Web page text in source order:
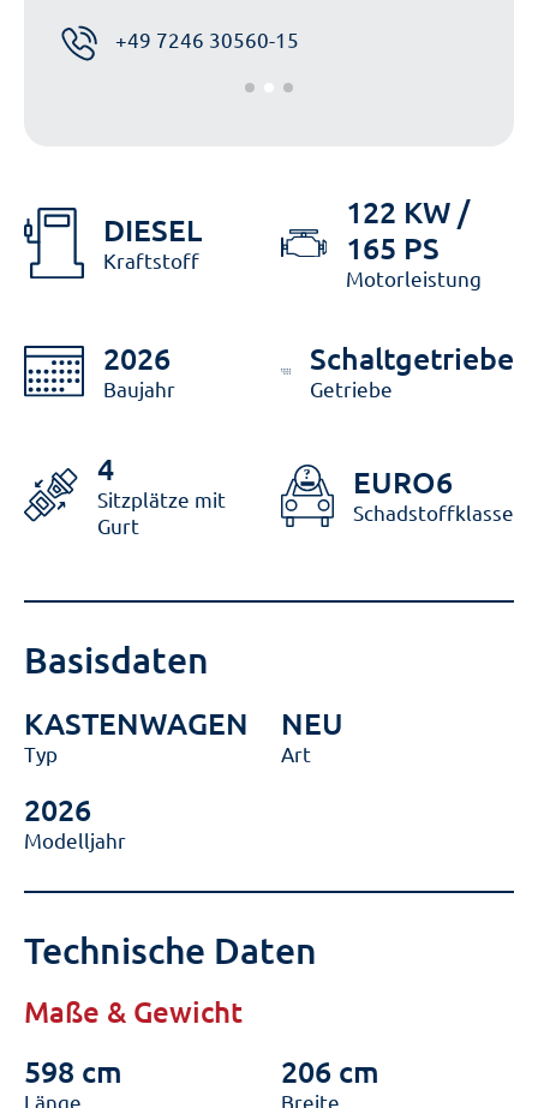
DIESEL
Kraftstoff
122 KW /
165 PS
Motorleistung
2026
Baujahr
Schaltgetriebe
Getriebe
4
Sitzplätze mit
Gurt
EURO6
Schadstoffklasse
Basisdaten
KASTENWAGEN
Typ
NEU
Art
2026
Modelljahr
Technische Daten
Maße & Gewicht
598 cm
Länge
206 cm
Breite
+49 7246 30560-15